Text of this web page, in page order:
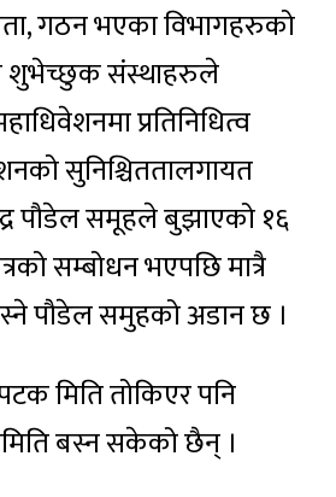
गठन भएका विभागहरुको
शुभेच्छुक संस्थाहरुले
प्रतिनिधित्व
सुनिश्चिततालगायत
पौडेल समूहले बुझाएको १६
सम्बोधन भएपछि मात्रै
पौडेल समुहको अडान छ ।
मिति तोकिएर पनि
बस्न सकेको छैन् ।